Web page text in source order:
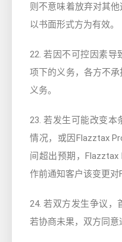
则不意味着放弃对其
以书面形式方为有效。
22. 若因不可控因素导
项下的义务，各方不
义务。
23. 若发生可能改变本
情况，或因Flazztax
间超出预期，
作前通知客户该变更对
24. 若双方发生争议，
若协商未果，双方同